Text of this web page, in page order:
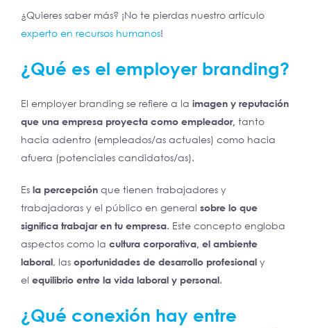
¿Quieres saber más? ¡No te pierdas nuestro artículo
experto en recursos humanos!
¿Qué es el employer branding?
El employer branding se refiere a la imagen y reputación
que una empresa proyecta como empleador, tanto
hacia adentro (empleados/as actuales) como hacia
afuera (potenciales candidatos/as).
Es la percepción que tienen trabajadores y
trabajadoras y el público en general sobre lo que
significa trabajar en tu empresa. Este concepto engloba
aspectos como la cultura corporativa, el ambiente
laboral, las oportunidades de desarrollo profesional y
el equilibrio entre la vida laboral y personal.
¿Qué conexión hay entre